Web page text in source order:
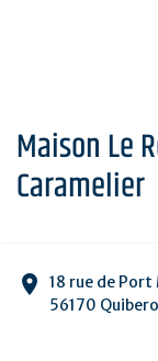
Maison Le
Caramelier
18 rue de Port
56170